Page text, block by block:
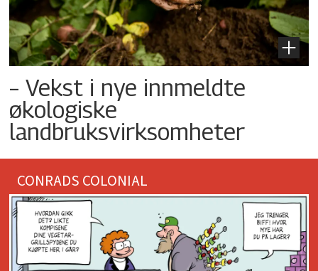
– Vekst i nye innmeldte
økologiske
landbruksvirksomheter
CONRADS COLONIAL